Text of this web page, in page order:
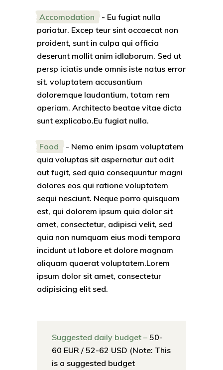
Accomodation - Eu fugiat nulla
pariatur. Excep teur sint occaecat non
proident, sunt in culpa qui officia
deserunt mollit anim idlaborum. Sed ut
persp iciatis unde omnis iste natus error
sit. voluptatem accusantium
doloremque laudantium, totam rem
aperiam. Architecto beatae vitae dicta
sunt explicabo.Eu fugiat nulla.
Food - Nemo enim ipsam voluptatem
quia voluptas sit aspernatur aut odit
aut fugit, sed quia consequuntur magni
dolores eos qui ratione voluptatem
sequi nesciunt. Neque porro quisquam
est, qui dolorem ipsum quia dolor sit
amet, consectetur, adipisci velit, sed
quia non numquam eius modi tempora
incidunt ut labore et dolore magnam
aliquam quaerat voluptatem.Lorem
ipsum dolor sit amet, consectetur
adipisicing elit sed.
Suggested daily budget – 50-
60 EUR / 52-62 USD (Note: This
is a suggested budget